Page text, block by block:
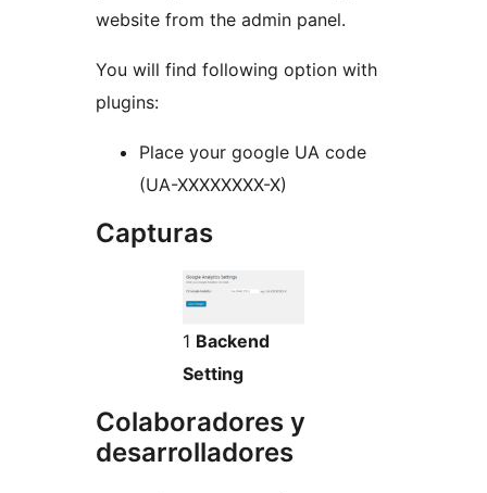
website from the admin panel.
You will find following option with
plugins:
Place your google UA code
(UA-XXXXXXXX-X)
Capturas
1 Backend
Setting
Colaboradores y
desarrolladores